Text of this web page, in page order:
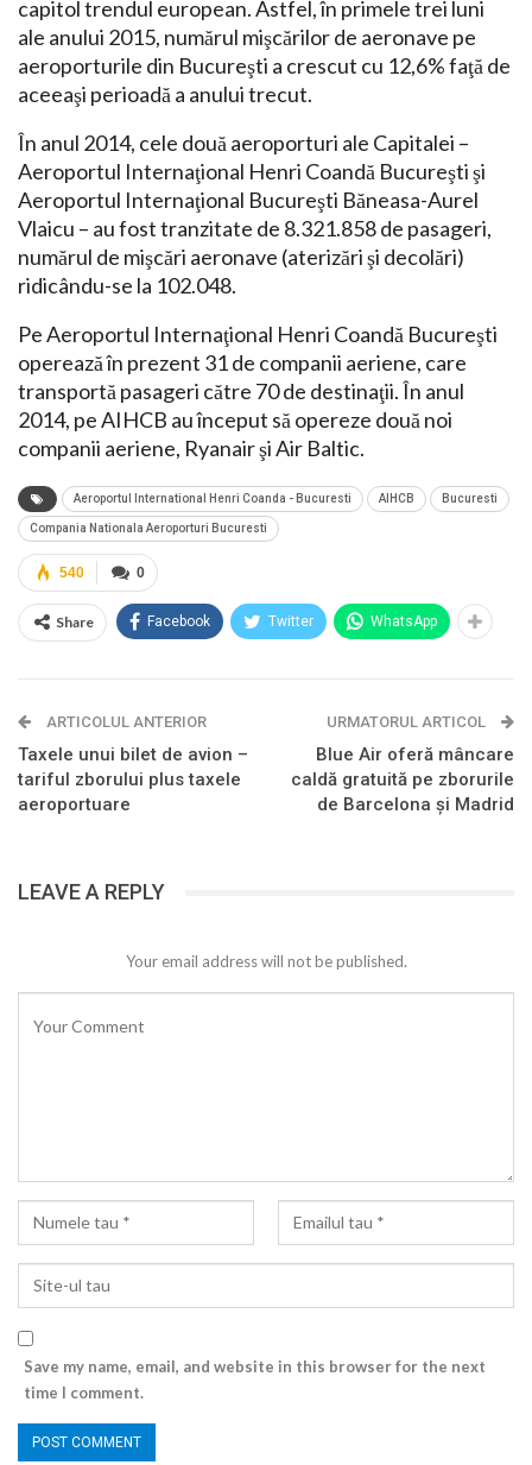
capitol trendul european. Astfel, în primele trei luni
ale anului 2015, numărul mişcărilor de aeronave pe
aeroporturile din Bucureşti a crescut cu 12,6% faţă de
aceeaşi perioadă a anului trecut.
În anul 2014, cele două aeroporturi ale Capitalei –
Aeroportul Internaţional Henri Coandă Bucureşti şi
Aeroportul Internaţional Bucureşti Băneasa-Aurel
Vlaicu – au fost tranzitate de 8.321.858 de pasageri,
numărul de mişcări aeronave (aterizări şi decolări)
ridicându-se la 102.048.
Pe Aeroportul Internaţional Henri Coandă Bucureşti
operează în prezent 31 de companii aeriene, care
transportă pasageri către 70 de destinaţii. În anul
2014, pe AIHCB au început să opereze două noi
companii aeriene, Ryanair şi Air Baltic.
Aeroportul International Henri Coanda - Bucuresti AIHCB Bucuresti
Compania Nationala Aeroporturi Bucuresti
0
540
Share Facebook Twitter WhatsApp
ARTICOLUL ANTERIOR
Taxele unui bilet de avion –
tariful zborului plus taxele
aeroportuare
URMATORUL ARTICOL
Blue Air oferă mâncare
caldă gratuită pe zborurile
de Barcelona şi Madrid
LEAVE A REPLY
Your email address will not be published.
Save my name, email, and website in this browser for the next
time I comment.